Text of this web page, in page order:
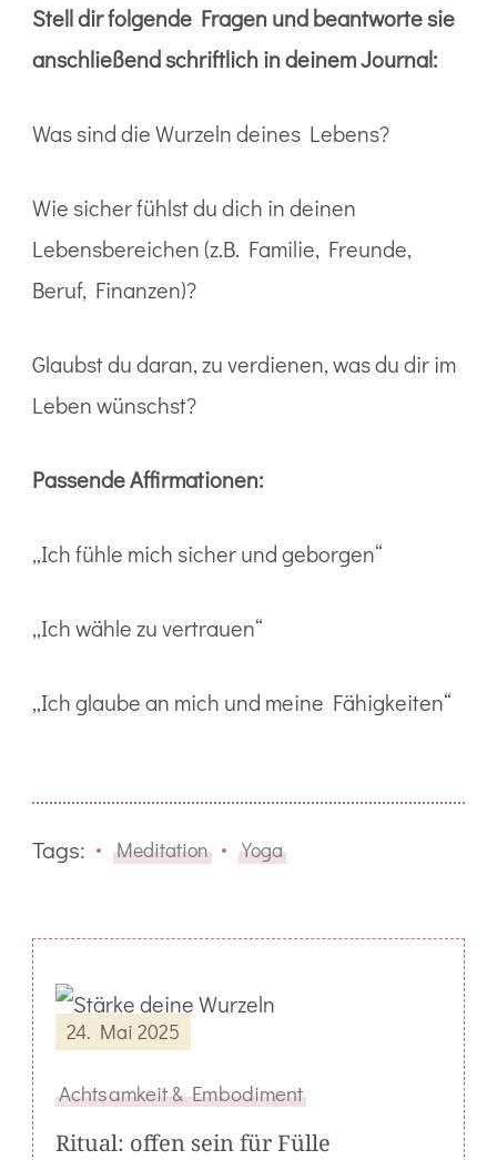
Stell dir folgende Fragen und beantworte sie
anschließend schriftlich in deinem Journal:
Was sind die Wurzeln deines Lebens?
Wie sicher fühlst du dich in deinen
Lebensbereichen (z.B. Familie, Freunde,
Beruf, Finanzen)?
Glaubst du daran, zu verdienen, was du dir im
Leben wünschst?
Passende Affirmationen:
„Ich fühle mich sicher und geborgen“
„Ich wähle zu vertrauen“
„Ich glaube an mich und meine Fähigkeiten“
Tags: Meditation Yoga
24. Mai 2025
Achtsamkeit & Embodiment
Ritual: offen sein für Fülle